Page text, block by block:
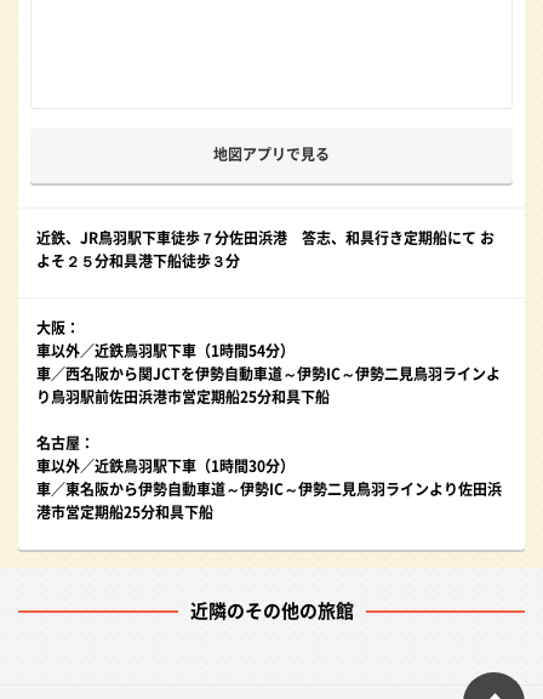
地図アプリで見る
近鉄、JR鳥羽駅下車徒歩７分佐田浜港 答志、和具行き定期船にて お
よそ２５分和具港下船徒歩３分
大阪：
車以外／近鉄鳥羽駅下車（1時間54分）
車／西名阪から関JCTを伊勢自動車道～伊勢IC～伊勢二見鳥羽ラインよ
り鳥羽駅前佐田浜港市営定期船25分和具下船
名古屋：
車以外／近鉄鳥羽駅下車（1時間30分）
車／東名阪から伊勢自動車道～伊勢IC～伊勢二見鳥羽ラインより佐田浜
港市営定期船25分和具下船
近隣のその他の旅館